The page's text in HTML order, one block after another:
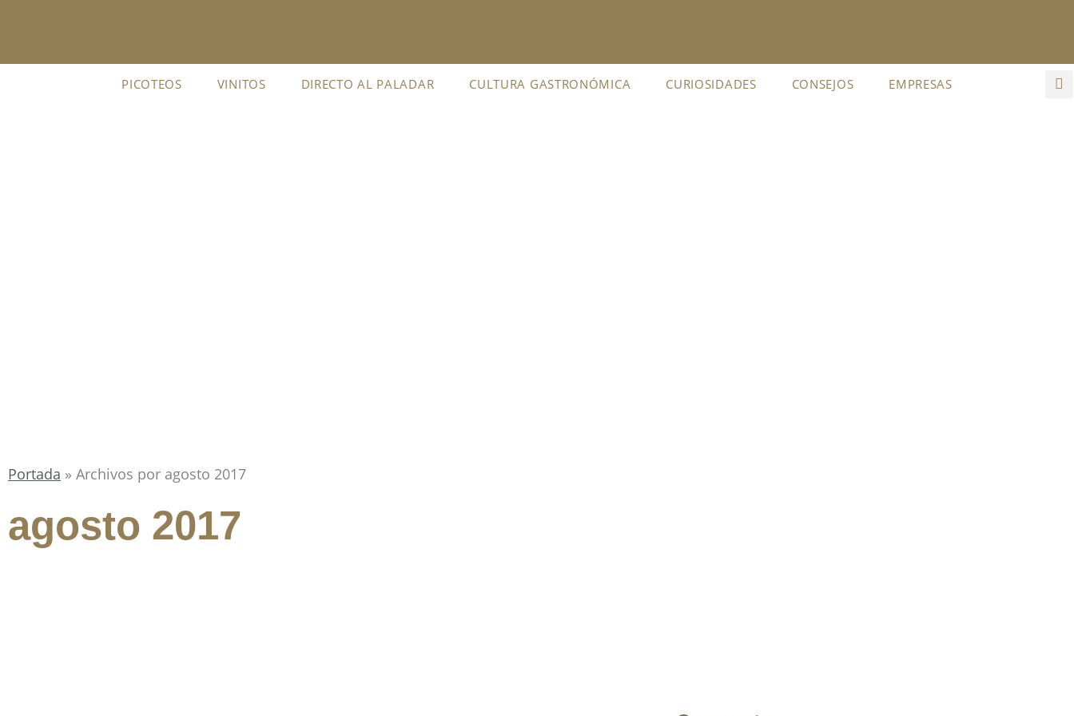
PICOTEOS VINITOS DIRECTO AL PALADAR CULTURA GASTRONÓMICA CURIOSIDADES CONSEJOS EMPRESAS
Portada » Archivos por agosto 2017
agosto 2017